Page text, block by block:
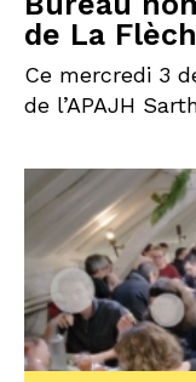
de La
Ce mercredi 3
de l’APAJH